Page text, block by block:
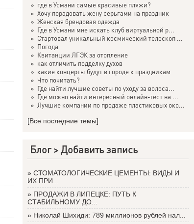
» где в Усмани самые красивые пляжи?
» Хочу порадовать жену серьгами на праздник
» Женская брендовая одежда
» Где в Усмани мне искать клуб виртуальной р...
» Стартовал уникальный космический телескоп ...
» Погода
» Квитанции ЛГЭК за отопление
» как отличить подделку духов
» какие концерты будут в городе к праздникам
» Что почитать?
» Где найти лучшие советы по уходу за волоса...
» Где можно найти интересный онлайн-тест на ...
» Лучшие компании по продаже пластиковых око...
[Все последние темы]
Блог >Добавить запись
» СТОМАТОЛОГИЧЕСКИЕ ЦЕМЕНТЫ: ВИДЫ И
ИХ ПРИ...
» ПРОДАЖИ В ЛИПЕЦКЕ: ПУТЬ К
СТАБИЛЬНОМУ ДО...
» Николай Шихиди: 789 миллионов рублей нал...